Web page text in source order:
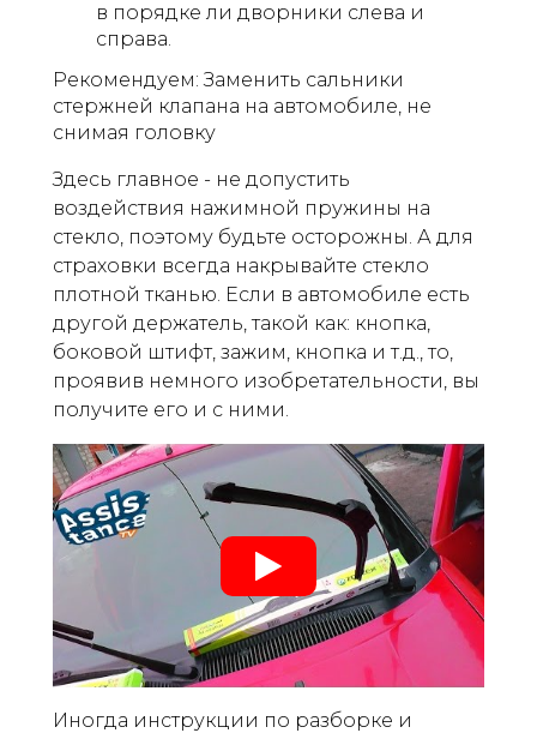
в порядке ли дворники слева и
справа.
Рекомендуем: Заменить сальники
стержней клапана на автомобиле, не
снимая головку
Здесь главное - не допустить
воздействия нажимной пружины на
стекло, поэтому будьте осторожны. А для
страховки всегда накрывайте стекло
плотной тканью. Если в автомобиле есть
другой держатель, такой как: кнопка,
боковой штифт, зажим, кнопка и т.д., то,
проявив немного изобретательности, вы
получите его и с ними.
Иногда инструкции по разборке и